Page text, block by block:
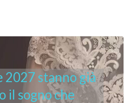
2027 stanno già
il sogno che